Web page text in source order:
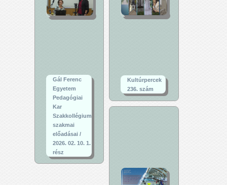
Gál Ferenc
Egyetem
Pedagógiai
Kar
Szakkollégium
szakmai
előadásai /
2026. 02. 10. 1.
rész
Kultúrpercek
236. szám